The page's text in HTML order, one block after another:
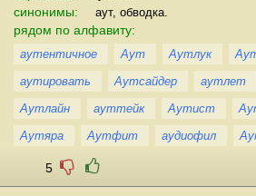
синонимы: аут, обводка.
рядом по алфавиту:
аутентичное Аут Аутлук
аутировать
Аутсайдер аутлет
Аутлайн
ауттейк Аутист
Аутяра
Аутфит аудиофил
5